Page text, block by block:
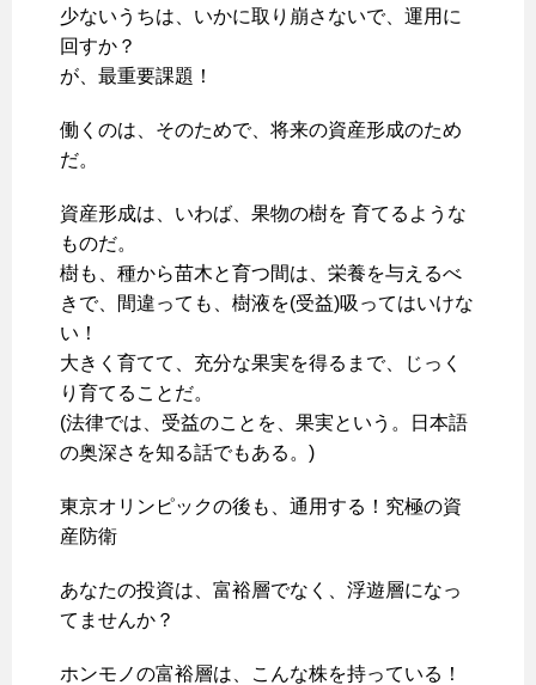
少ないうちは、いかに取り崩さないで、運用に
回すか？
が、最重要課題！
働くのは、そのためで、将来の資産形成のため
だ。
資産形成は、いわば、果物の樹を 育てるような
ものだ。
樹も、種から苗木と育つ間は、栄養を与えるべ
きで、間違っても、樹液を(受益)吸ってはいけな
い！
大きく育てて、充分な果実を得るまで、じっく
り育てることだ。
(法律では、受益のことを、果実という。日本語
の奥深さを知る話でもある。)
東京オリンピックの後も、通用する！究極の資
産防衛
あなたの投資は、富裕層でなく、浮遊層になっ
てませんか？
ホンモノの富裕層は、こんな株を持っている！